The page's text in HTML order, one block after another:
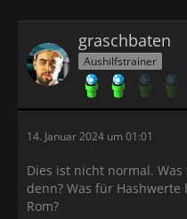
graschbaten
Aushilfstrainer
14. Januar 2024 um 01:01
Dies ist nicht normal.
denn? Was für
Rom?